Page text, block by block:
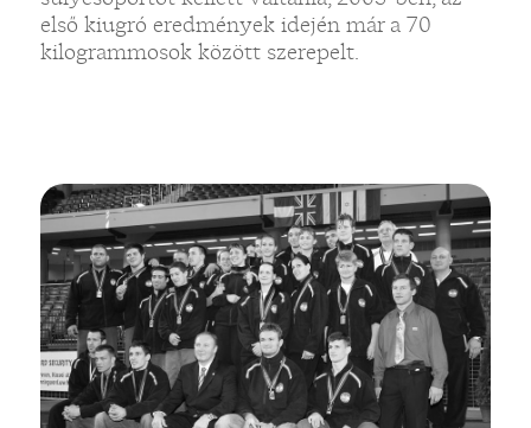
első kiugró eredmények idején már a 70
kilogrammosok között szerepelt.